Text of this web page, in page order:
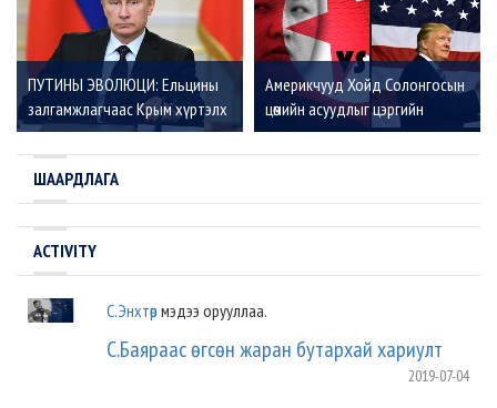
ПУТИНЫ ЭВОЛЮЦИ: Ельцины
залгамжлагчаас Крым хүртэлх
зам
Америкчууд Хойд Солонгосын
цөмийн асуудлыг цэргийн
хүчээр шийдэх үү?
ШААРДЛАГА
ACTIVITY
C.Энхтөрмэдээ орууллаа.
С.Баяраас ѳгсѳн жаран бутархай хариулт
2019-07-04